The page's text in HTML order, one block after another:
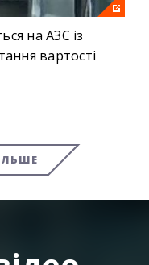
на АЗС із
вартості